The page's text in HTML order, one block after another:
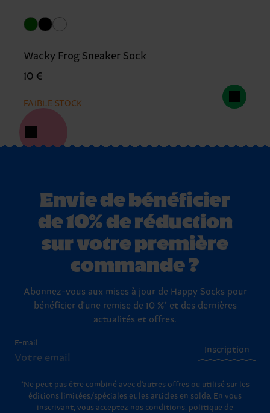
Wacky Frog Sneaker Sock
10 €
FAIBLE STOCK
Envie de bénéficier
de 10% de réduction
sur votre première
commande ?
Abonnez-vous aux mises à jour de Happy Socks pour
bénéficier d'une remise de 10 %* et des dernières
actualités et offres.
E-mail
Inscription
*Ne peut pas être combiné avec d'autres offres ou utilisé sur les
éditions limitées/spéciales et les articles en solde. En vous
inscrivant, vous acceptez nos conditions. politique de